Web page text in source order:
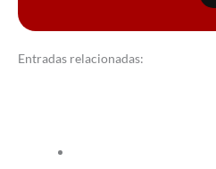
Entradas relacionadas: